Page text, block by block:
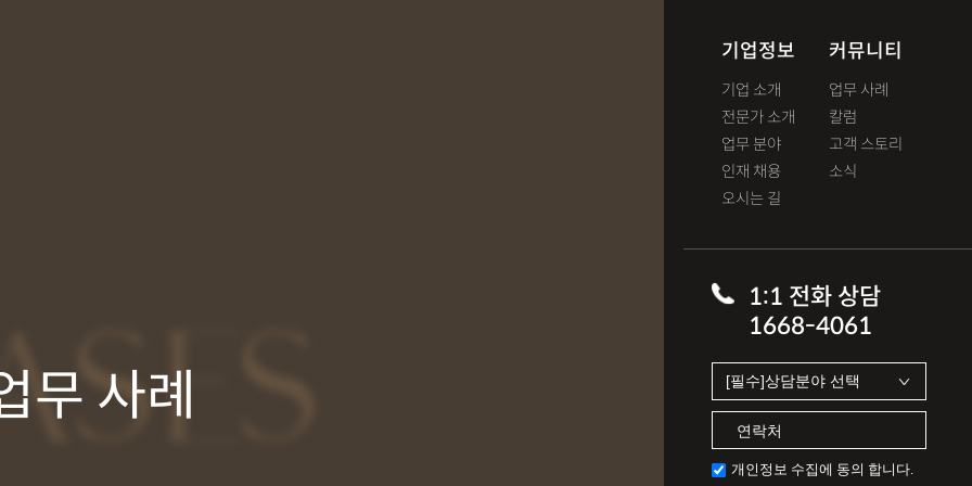
기업정보
기업 소개
전문가 소개
업무 분야
인재 채용
오시는 길
커뮤니티
업무 사례
칼럼
고객 스토리
소식
1:1 전화 상담
1668-4061
개인정보 수집에 동의 합니다.
무 사례